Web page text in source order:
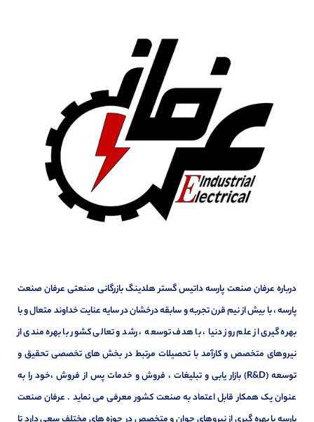
درباره عرفان صنعت پارسه داتیس گستر هلدینگ بازرگانی صنعتی عرفان صنعت
پارسه ، با بیش از نیم قرن تجربه و سابقه درخشان در سایه عنایت خداوند متعال و با
بهره گیری از علم روز دنیا ، با هدف توسعه ، رشد و تعالی کشور با بهره مندی از
نیروهای متخصص و کارآمد با تحصیلات مرتبط در بخش های تخصصی تحقیق و
توسعه (R&D) بازار یابی و تبلیغات ، فروش و خدمات پس از فروش ،خود را به
عنوان یک همکار قابل اعتماد به صنعت کشور معرفی می نماید . عرفان صنعت